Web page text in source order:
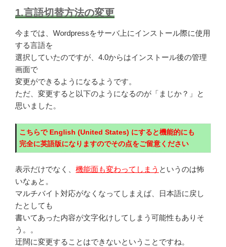
1.言語切替方法の変更
今までは、Wordpressをサーバ上にインストール際に使用
する言語を
選択していたのですが、4.0からはインストール後の管理
画面で
変更ができるようになるようです。
ただ、変更すると以下のようになるのが「まじか？」と
思いました。
こちらで English (United States) にすると機能的にも
完全に英語版になりますのでその点をご留意ください
表示だけでなく、 機能面も変わってしまう というのは怖
いなぁと。
マルチバイト対応がなくなってしまえば、日本語に戻し
たとしても
書いてあった内容が文字化けしてしまう可能性もありそ
う。。
迂闊に変更することはできないということですね。